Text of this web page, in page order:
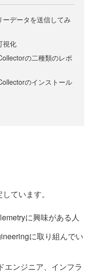
データを送信してみ
視化
の二種類のレポ
のインストール
ています。
に興味がある人
に取り組んでい
エンジニア、インフラ